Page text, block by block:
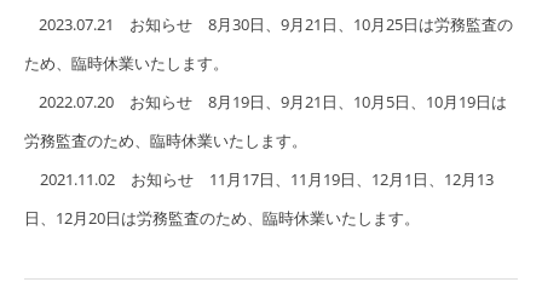
2023.07.21 お知らせ 8月30日、9月21日、10月25日は労務監査の
ため、臨時休業いたします。
2022.07.20 お知らせ 8月19日、9月21日、10月5日、10月19日は
労務監査のため、臨時休業いたします。
​​ 2021.11.02 お知らせ 11月17日、11月19日、12月1日、12月13
日、12月20日は労務監査のため、臨時休業いたします。